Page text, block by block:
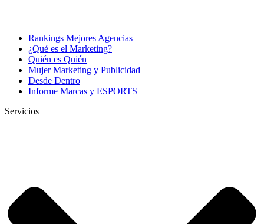
Rankings Mejores Agencias
¿Qué es el Marketing?
Quién es Quién
Mujer Marketing y Publicidad
Desde Dentro
Informe Marcas y ESPORTS
Servicios